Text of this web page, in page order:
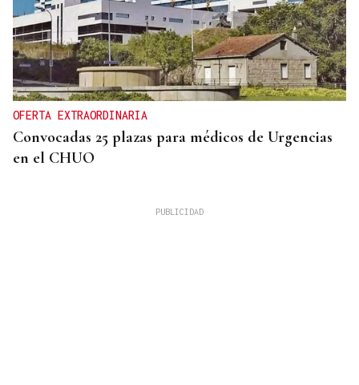
OFERTA EXTRAORDINARIA
Convocadas 25 plazas para médicos de Urgencias
en el CHUO